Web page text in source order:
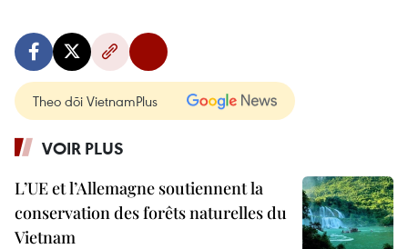
Theo dõi VietnamPlus
VOIR PLUS
L’UE et l’Allemagne soutiennent la
conservation des forêts naturelles du
Vietnam